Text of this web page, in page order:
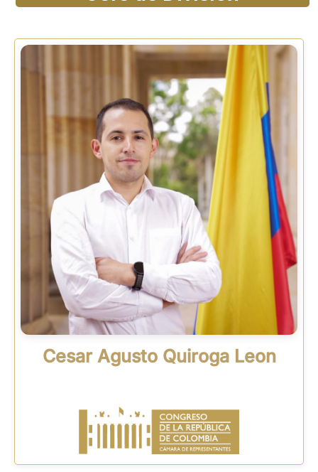
Cesar Agusto Quiroga Leon